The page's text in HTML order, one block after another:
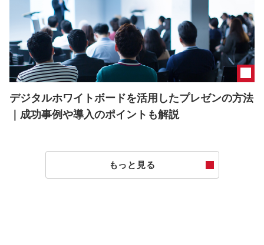
デジタルホワイトボードを活用したプレゼンの方法
｜成功事例や導入のポイントも解説
もっと見る